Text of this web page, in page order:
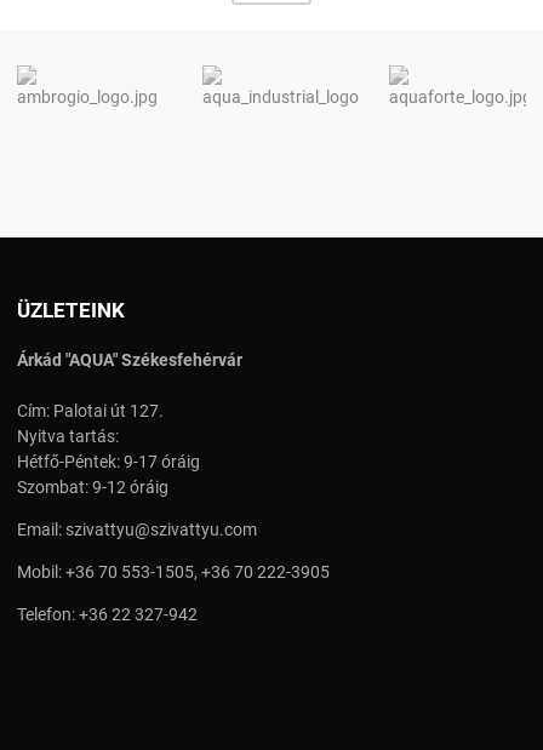
ÜZLETEINK
Árkád "AQUA" Székesfehérvár
Cím: Palotai út 127.
Nyitva tartás:
Hétfő-Péntek: 9-17 óráig
Szombat: 9-12 óráig
Email: szivattyu@szivattyu.com
Mobil:+36 70 553-1505, +36 70 222-3905
Telefon:+36 22 327-942